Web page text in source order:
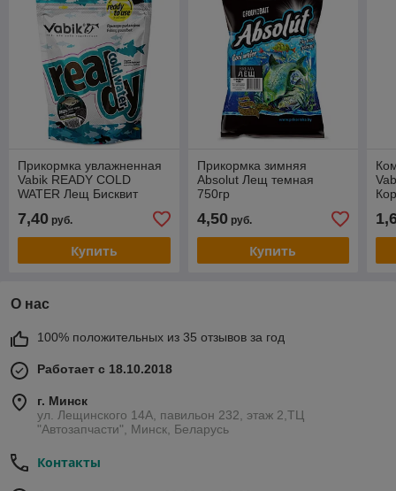
Прикормка увлажненная
Vabik READY COLD
WATER Лещ Бисквит
7,40 руб.
Купить
Прикормка зимняя
Absolut Лещ темная
750гр
4,50руб.
Купить
О нас
100% положительных из 35 отзывов за год
Работает с 18.10.2018
г. Минск
ул. Лещинского 14А, павильон 232, этаж 2,ТЦ
"Автозапчасти", Минск, Беларусь
Контакты